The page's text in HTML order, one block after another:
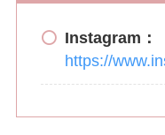
Instagram：
https://